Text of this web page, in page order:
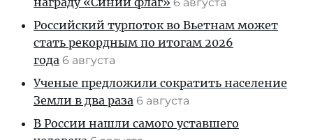
Российский турпоток во Вьетнам может
стать рекордным по итогам 2026
года 6 августа
Ученые предложили сократить население
Земли в два раза 6 августа
В России нашли самого уставшего